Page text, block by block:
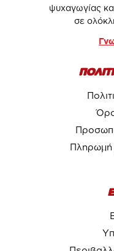
ψυχαγωγίας
σε
Πληρωμή